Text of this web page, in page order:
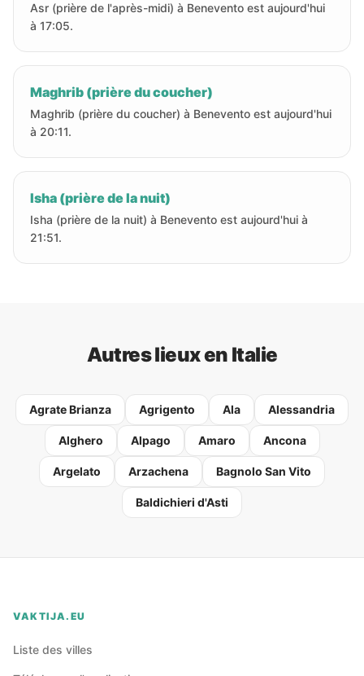
Asr (prière de l'après-midi) à Benevento est aujourd'hui
à 17:05.
Maghrib (prière du coucher)
Maghrib (prière du coucher) à Benevento est aujourd'hui
à 20:11.
Isha (prière de la nuit)
Isha (prière de la nuit) à Benevento est aujourd'hui à
21:51.
Autres lieux en Italie
Agrate Brianza Agrigento Ala Alessandria
Alghero Alpago Amaro Ancona
Argelato Arzachena Bagnolo San Vito
Baldichieri d'Asti
VAKTIJA.EU
Liste des villes